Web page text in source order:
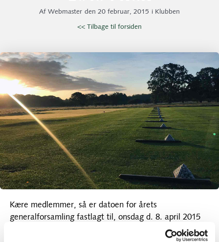
Af Webmaster den 20 februar, 2015 i Klubben
<< Tilbage til forsiden
Kære medlemmer, så er datoen for årets
generalforsamling fastlagt til, onsdag d. 8. april 2015
kl. 19.00 på Trongårdsskolen, Trongårdsvej 50, 2800